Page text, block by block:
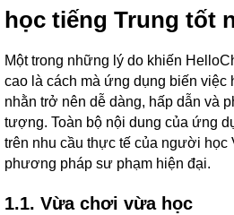
học tiếng Trung tốt
Một trong những lý do khiến
cao là cách mà ứng dụng biến việc
nhằn trở nên dễ dàng, hấp dẫn và
tượng. Toàn bộ nội dung của ứng
trên nhu cầu thực tế của người học
phương pháp sư phạm hiện đại.
1.1. Vừa chơi vừa học